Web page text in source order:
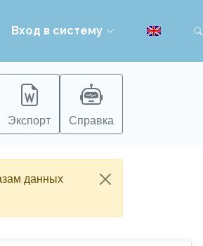
Вход в систему
Экспорт Справка
данных